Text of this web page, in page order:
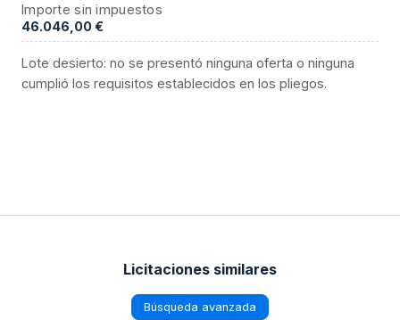
Importe sin impuestos
46.046,00 €
Lote desierto: no se presentó ninguna oferta o ninguna
cumplió los requisitos establecidos en los pliegos.
Licitaciones similares
Búsqueda avanzada